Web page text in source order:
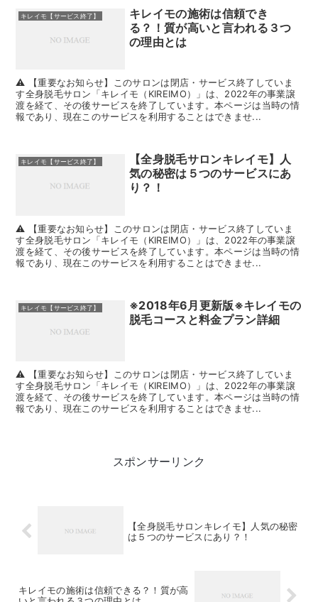
キレイモ【サービス終了】
キレイモの施術は信頼でき
る？！質が高いと言われる３つ
の理由とは
⚠️ 【重要なお知らせ】このサロンは閉店・サービス終了していま
す全身脱毛サロン「キレイモ（KIREIMO）」は、2022年の事業譲
渡を経て、その後サービスを終了しています。本ページは当時の情
報であり、現在このサービスを利用することはできませ...
キレイモ【サービス終了】
【全身脱毛サロンキレイモ】人
気の秘密は５つのサービスにあ
り？！
⚠️ 【重要なお知らせ】このサロンは閉店・サービス終了していま
す全身脱毛サロン「キレイモ（KIREIMO）」は、2022年の事業譲
渡を経て、その後サービスを終了しています。本ページは当時の情
報であり、現在このサービスを利用することはできませ...
キレイモ【サービス終了】
※2018年6月更新版※キレイモの
脱毛コースと料金プラン詳細
⚠️ 【重要なお知らせ】このサロンは閉店・サービス終了していま
す全身脱毛サロン「キレイモ（KIREIMO）」は、2022年の事業譲
渡を経て、その後サービスを終了しています。本ページは当時の情
報であり、現在このサービスを利用することはできませ...
スポンサーリンク
【全身脱毛サロンキレイモ】人気の秘密
は５つのサービスにあり？！
キレイモの施術は信頼できる？！質が高